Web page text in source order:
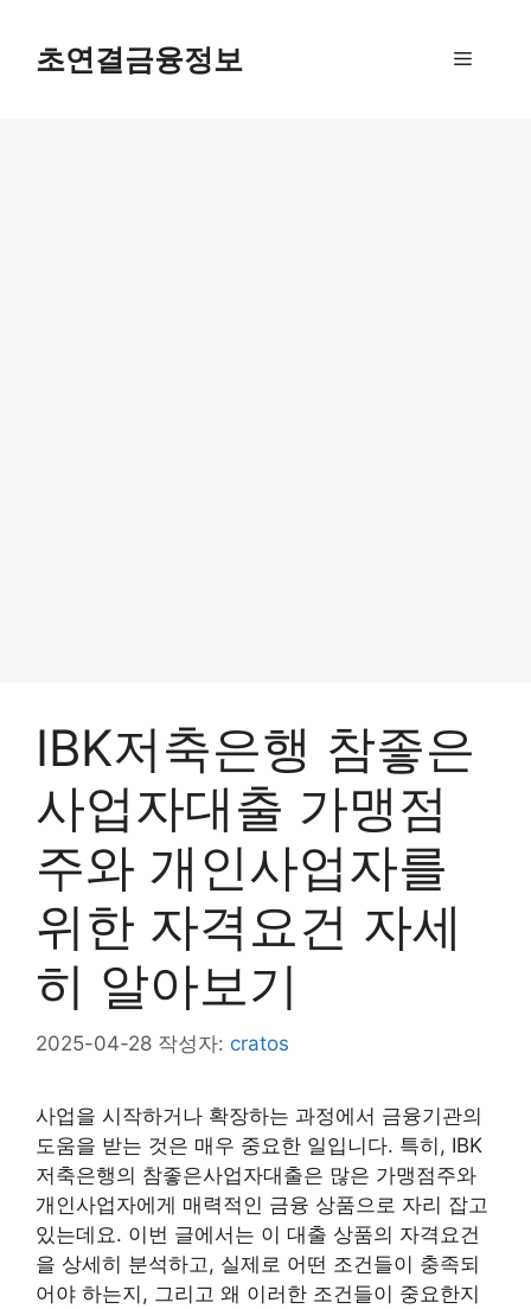
초연결금융정보 메
IBK저축은행 참좋은
사업자대출 가맹점
주와 개인사업자를
위한 자격요건 자세
히 알아보기
2025-04-28 작성자: cratos
사업을 시작하거나 확장하는 과정에서 금융기관의
도움을 받는 것은 매우 중요한 일입니다. 특히, IBK
저축은행의 참좋은사업자대출은 많은 가맹점주와
개인사업자에게 매력적인 금융 상품으로 자리 잡고
있는데요. 이번 글에서는 이 대출 상품의 자격요건
을 상세히 분석하고, 실제로 어떤 조건들이 충족되
어야 하는지, 그리고 왜 이러한 조건들이 중요한지